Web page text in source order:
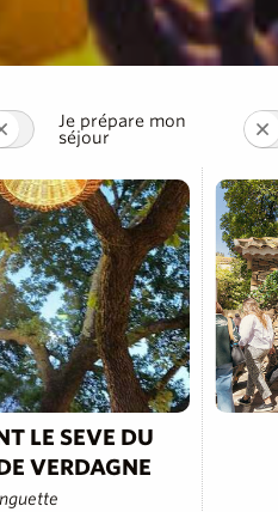
Je prépare mon
séjour
LE SEVE DU
VERDAGNE